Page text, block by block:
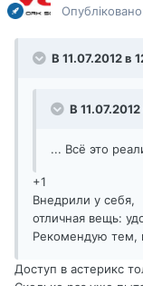
В 11.07.2012 в
В
... Всё это
+1
Внедрили у себя,
отличная вещь:
Рекомендую тем,
Доступ в астерикс